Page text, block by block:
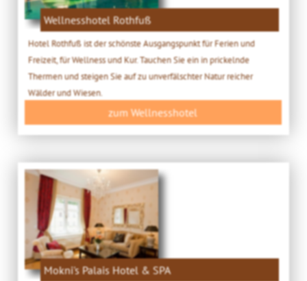
Wellnesshotel Rothfuß
Hotel Rothfuß ist der schönste Ausgangspunkt für Ferien und
Freizeit, für Wellness und Kur. Tauchen Sie ein in prickelnde
Thermen und steigen Sie auf zu unverfälschter Natur reicher
Wälder und Wiesen.
zum Wellnesshotel
Mokni's Palais Hotel & SPA